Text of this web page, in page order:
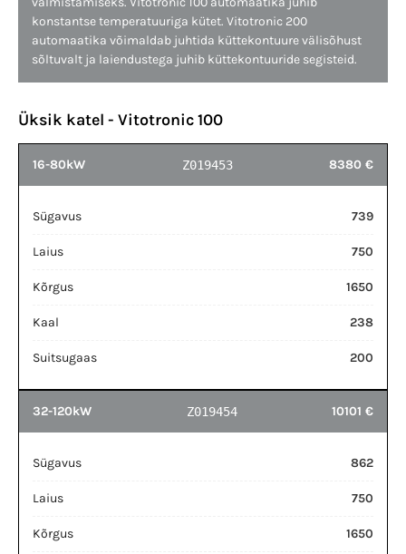
konstantse temperatuuriga kütet. Vitotronic 200
automaatika võimaldab juhtida küttekontuure välisõhust
sõltuvalt ja laiendustega juhib küttekontuuride segisteid.
Üksik katel - Vitotronic 100
16-80kW Z019453 8380 €
Sügavus 739
Laius 750
Kõrgus 1650
Kaal 238
Suitsugaas 200
32-120kW Z019454 10101 €
Sügavus 862
Laius 750
Kõrgus 1650